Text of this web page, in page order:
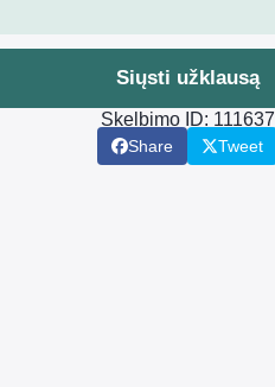
Siųsti užklausą
Skelbimo ID: 111637
Share Tweet